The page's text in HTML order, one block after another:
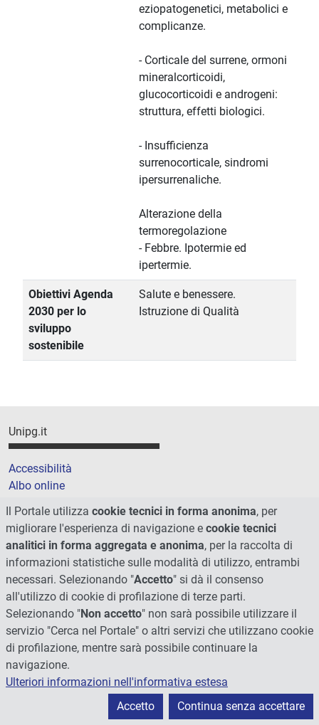
eziopatogenetici, metabolici e
complicanze.
- Corticale del surrene, ormoni
mineralcorticoidi,
glucocorticoidi e androgeni:
struttura, effetti biologici.
- Insufficienza
surrenocorticale, sindromi
ipersurrenaliche.
Alterazione della
termoregolazione
- Febbre. Ipotermie ed
ipertermie.
Obiettivi Agenda
2030 per lo
sviluppo
sostenibile
Salute e benessere.
Istruzione di Qualità
Unipg.it
Accessibilità
Albo online
Assistenza e FAQ
Atti di notifica
Bandi di gara e contratti
Bilanci
Codice etico
FOIA
Note legali
Unipg.it
Piano delle performance
Il Portale utilizza cookie tecnici in forma anonima, per
migliorare l'esperienza di navigazione e cookie tecnici
analitici in forma aggregata e anonima, per la raccolta di
informazioni statistiche sulle modalità di utilizzo, entrambi
necessari. Selezionando "Accetto" si dà il consenso
all'utilizzo di cookie di profilazione di terze parti.
Selezionando "Non accetto" non sarà possibile utilizzare il
servizio "Cerca nel Portale" o altri servizi che utilizzano cookie
di profilazione, mentre sarà possibile continuare la
navigazione.
Ulteriori informazioni nell'informativa estesa
Accetto
Continua senza accettare